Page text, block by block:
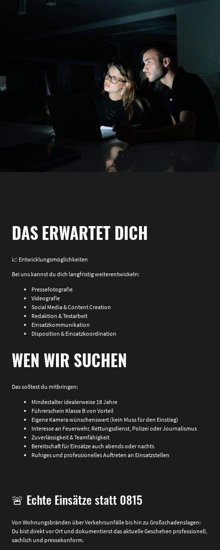
DAS ERWARTET DICH
📈 Entwicklungsmöglichkeiten
Bei uns kannst du dich langfristig weiterentwickeln:
Pressefotografie
Videografie
Social Media & Content Creation
Redaktion & Textarbeit
Einsatzkommunikation
Disposition & Einsatzkoordination
WEN WIR SUCHEN
Das solltest du mitbringen:
Mindestalter idealerweise 18 Jahre
Führerschein Klasse B von Vorteil
Eigene Kamera wünschenswert (kein Muss für den Einstieg)
Interesse an Feuerwehr, Rettungsdienst, Polizei oder Journalismus
Zuverlässigkeit & Teamfähigkeit
Bereitschaft für Einsätze auch abends oder nachts
Ruhiges und professionelles Auftreten an Einsatzstellen
🚨 Echte Einsätze statt 0815
Von Wohnungsbränden über Verkehrsunfälle bis hin zu Großschadenslagen:
Du bist direkt vor Ort und dokumentierst das aktuelle Geschehen professionell,
sachlich und pressekonform.